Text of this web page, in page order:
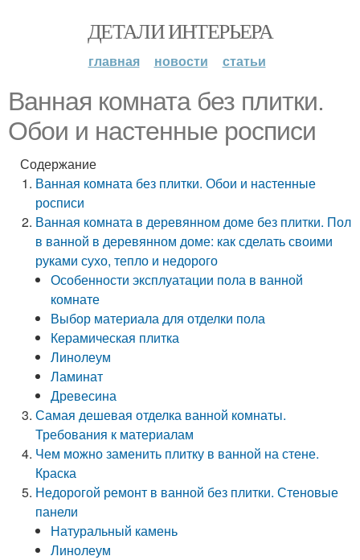
ДЕТАЛИ ИНТЕРЬЕРА
главная новости статьи
Ванная комната без плитки.
Обои и настенные росписи
Содержание
Ванная комната без плитки. Обои и настенные
росписи
Ванная комната в деревянном доме без плитки. Пол
в ванной в деревянном доме: как сделать своими
руками сухо, тепло и недорого
Особенности эксплуатации пола в ванной
комнате
Выбор материала для отделки пола
Керамическая плитка
Линолеум
Ламинат
Древесина
Самая дешевая отделка ванной комнаты.
Требования к материалам
Чем можно заменить плитку в ванной на стене.
Краска
Недорогой ремонт в ванной без плитки. Стеновые
панели
Натуральный камень
Линолеум